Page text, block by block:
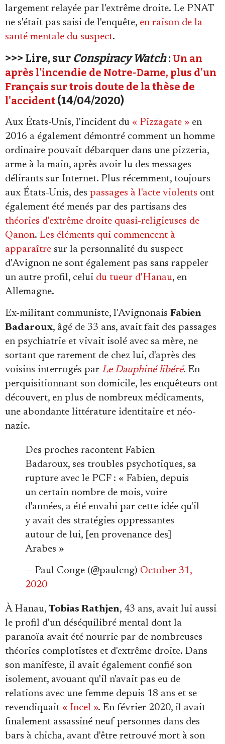
largement relayée par l'extrême droite. Le PNAT
ne s'était pas saisi de l'enquête, en raison de la
santé mentale du suspect.
>>> Lire, sur Conspiracy Watch:Un an
après l'incendie de Notre-Dame, plus d'un
Français sur trois doute de la thèse de
l'accident (14/04/2020)
Aux États-Unis, l'incident du « Pizzagate » en
2016 a également démontré comment un homme
ordinaire pouvait débarquer dans une pizzeria,
arme à la main, après avoir lu des messages
délirants sur Internet. Plus récemment, toujours
aux États-Unis, des passages à l'acte violents ont
également été menés par des partisans des
théories d'extrême droite quasi-religieuses de
Qanon. Les éléments qui commencent à
apparaître sur la personnalité du suspect
d'Avignon ne sont également pas sans rappeler
un autre profil, celui du tueur d'Hanau, en
Allemagne.
Ex-militant communiste, l'Avignonais Fabien
Badaroux, âgé de 33 ans, avait fait des passages
en psychiatrie et vivait isolé avec sa mère, ne
sortant que rarement de chez lui, d'après des
voisins interrogés par Le Dauphiné libéré. En
perquisitionnant son domicile, les enquêteurs ont
découvert, en plus de nombreux médicaments,
une abondante littérature identitaire et néo-
nazie.
Des proches racontent Fabien
Badaroux, ses troubles psychotiques, sa
rupture avec le PCF : « Fabien, depuis
un certain nombre de mois, voire
d'années, a été envahi par cette idée qu'il
y avait des stratégies oppressantes
autour de lui, [en provenance des]
Arabes »
— Paul Conge (@paulcng) October 31,
2020
À Hanau, Tobias Rathjen, 43 ans, avait lui aussi
le profil d'un déséquilibré mental dont la
paranoïa avait été nourrie par de nombreuses
théories complotistes et d'extrême droite. Dans
son manifeste, il avait également confié son
isolement, avouant qu'il n'avait pas eu de
relations avec une femme depuis 18 ans et se
revendiquait « Incel ». En février 2020, il avait
finalement assassiné neuf personnes dans des
bars à chicha, avant d'être retrouvé mort à son